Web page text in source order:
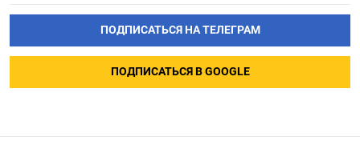
ПОДПИСАТЬСЯ НА ТЕЛЕГРАМ
ПОДПИСАТЬСЯ В GOOGLE